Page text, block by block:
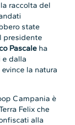
raccolta del
state
presidente
Pascale ha
e dalla
la natura
Campania è
Felix che
alla